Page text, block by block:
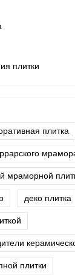
плитки
плитка
мраморной
деко плитка
плитки